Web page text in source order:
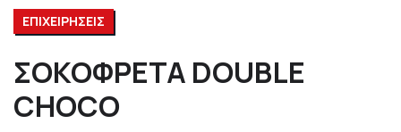
ΕΠΙΧΕΙΡΗΣΕΙΣ
ΣΟΚΟΦΡΕΤΑ DOUBLE
CHOCO